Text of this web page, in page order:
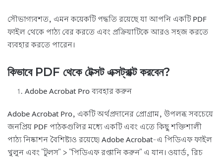
সৌভাগ্যবশত, এমন কয়েকটি পদ্ধতি রয়েছে যা আপনি একটি PDF
ফাইল থেকে পাঠ্য বের করতে এবং প্রক্রিয়াটিকে আরও সহজ করতে
ব্যবহার করতে পারেন।
কিভাবে PDF থেকে টেক্সট এক্সট্রাক্ট করবেন?
Adobe Acrobat Pro ব্যবহার করুন
Adobe Acrobat Pro, একটি অর্থপ্রদানের প্রোগ্রাম, উপলব্ধ সবচেয়ে
জনপ্রিয় PDF পাঠকগুলির মধ্যে একটি এবং এতে কিছু শক্তিশালী
পাঠ্য নিষ্কাশন বৈশিষ্ট্যও রয়েছে৷ Adobe Acrobat-এ পিডিএফ ফাইল
খুলুন এবং "টুলস" > "পিডিএফ রপ্তানি করুন" এ যান। ওয়ার্ড, রিচ